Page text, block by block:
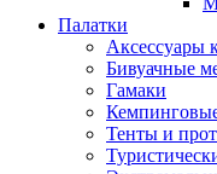
Палатки
Аксессуары
Бивуачные
Гамаки
Тенты и